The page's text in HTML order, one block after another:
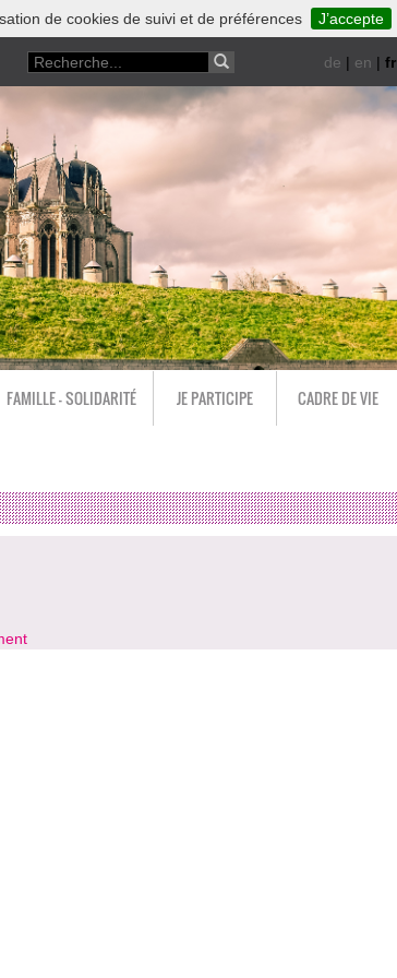
de cookies de suivi et de préférences J’accepte
de | en | fr
FAMILLE - SOLIDARITÉ JE PARTICIPE CADRE DE VIE